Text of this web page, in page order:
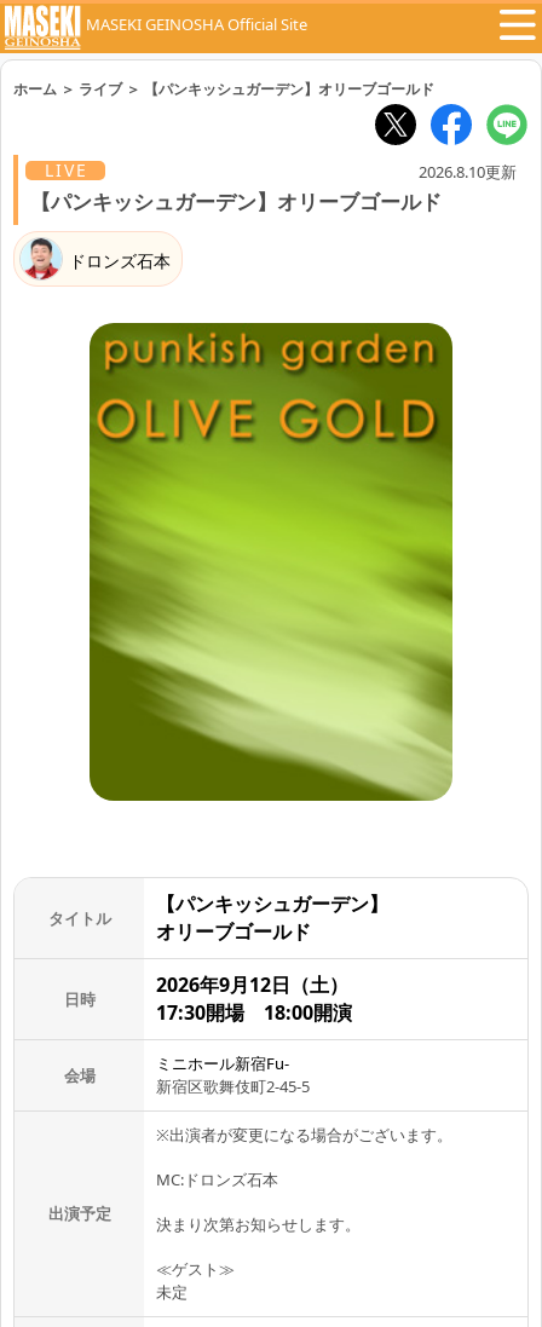
MASEKI GEINOSHA Official Site
ホーム ＞ ライブ＞ 【パンキッシュガーデン】オリーブゴールド
LIVE 2026.8.10更新
【パンキッシュガーデン】オリーブゴールド
ドロンズ石本
タイトル
【パンキッシュガーデン】
オリーブゴールド
日時
2026年9月12日 （土）
17:30開場 18:00開演
会場
ミニホール新宿Fu-
新宿区歌舞伎町2-45-5
出演予定
※出演者が変更になる場合がございます。
MC:ドロンズ石本
決まり次第お知らせします。
≪ゲスト≫
未定